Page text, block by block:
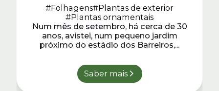
#Folhagens#Plantas de exterior
#Plantas ornamentais
Num mês de setembro, há cerca de 30
anos, avistei, num pequeno jardim
próximo do estádio dos Barreiros,...
Saber mais